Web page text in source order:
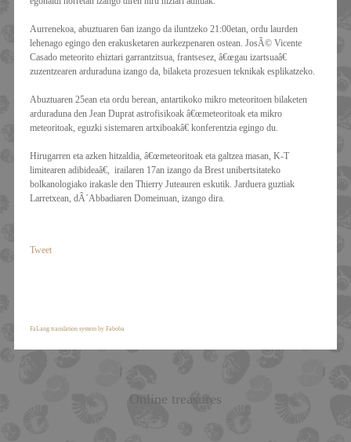
Aurrenekoa, abuztuaren 6an izango da iluntzeko 21:00etan, ordu laurden
lehenago egingo den erakusketaren aurkezpenaren ostean. JosÃ© Vicente
Casado meteorito ehiztari garrantzitsua, frantsesez, â€œgau izartsuaâ€
zuzentzearen arduraduna izango da, bilaketa prozesuen teknikak esplikatzeko.
Abuztuaren 25ean eta ordu berean, antartikoko mikro meteoritoen bilaketen
arduraduna den Jean Duprat astrofisikoak â€œmeteoritoak eta mikro
meteoritoak, eguzki sistemaren artxiboakâ€ konferentzia egingo du.
Hirugarren eta azken hitzaldia, â€œmeteoritoak eta galtzea masan, K-T
limitearen adibideaâ€, irailaren 17an izango da Brest unibertsitateko
bolkanologiako irakasle den Thierry Juteauren eskutik. Jarduera guztiak
Larretxean, dÂ´Abbadiaren Domeinuan, izango dira.
Tweet
FaLang translation system by Faboba
Online treasures